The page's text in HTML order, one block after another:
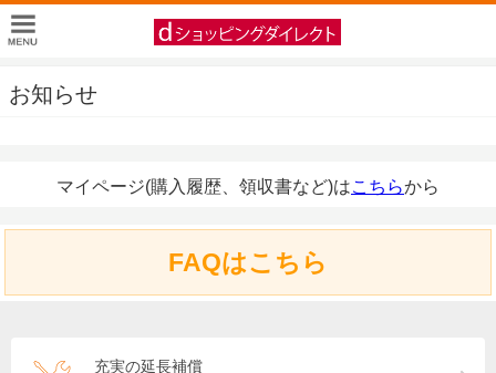
お知らせ
マイページ(購入履歴、領収書など)はこちらから
FAQはこちら
充実の延長補償